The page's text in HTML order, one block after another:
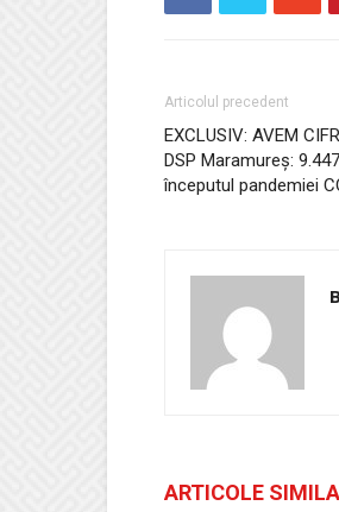
Articolul precedent
EXCLUSIV: AVEM
DSP Maramureș:
începutul pandemiei
ARTICOLE